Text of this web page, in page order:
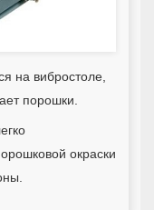
на вибростоле,
порошки.
окраски